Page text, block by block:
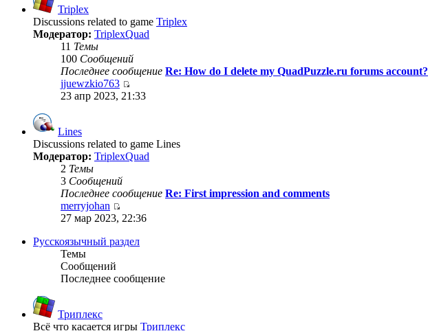
Triplex
Discussions related to game Triplex
Модератор: TriplexQuad
11 Темы
100 Сообщений
Последнее сообщение Re: How do I delete my QuadPuzzle.ru forums account?
jjuewzkio763
23 апр 2023, 21:33
Lines
Discussions related to game Lines
Модератор: TriplexQuad
2 Темы
3 Сообщений
Последнее сообщение Re: First impression and comments
merryjohan
27 мар 2023, 22:36
Русскоязычный раздел
Темы
Сообщений
Последнее сообщение
Триплекс
Всё что касается игры Триплекс